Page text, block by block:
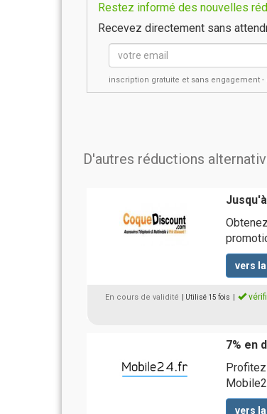
Restez informé des nouvelles
Recevez directement sans
inscription gratuite et sans engagement
D'autres réductions
vers
En cours de validité | Utilisé 15 fois
7% en
vers